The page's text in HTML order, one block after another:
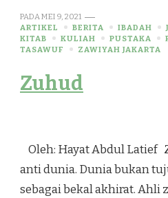
PADAMEI 9, 2021
ARTIKEL
BERITA IBADAH
KITAB
KULIAH PUSTAKA
TASAWUF
ZAWIYAH JAKARTA
Zuhud
Oleh: Hayat Abdul Latief
anti dunia. Dunia bukan
sebagai bekal akhirat. Ahli